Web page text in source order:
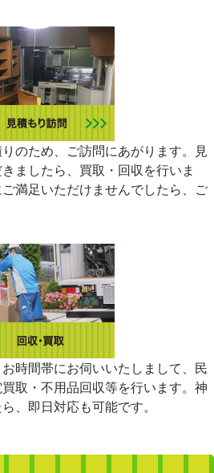
のため、ご訪問にあがります。見
ましたら、買取・回収を行いま
満足いただけませんでしたら、ご
時間帯にお伺いいたしまして、民
取・不用品回収等を行います。神
、即日対応も可能です。